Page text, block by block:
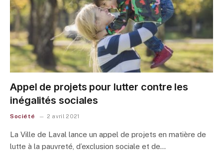
Appel de projets pour lutter contre les
inégalités sociales
Société 2 avril 2021
La Ville de Laval lance un appel de projets en matière de
lutte à la pauvreté, d’exclusion sociale et de…